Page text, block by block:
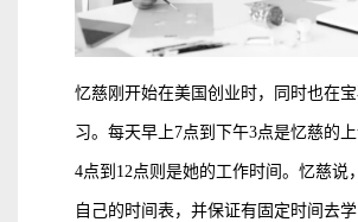
忆慈刚开始在美国创业时，同时也在
习。每天早上7点到下午3点是忆慈的
4点到12点则是她的工作时间。忆慈说
自己的时间表，并保证有固定时间去